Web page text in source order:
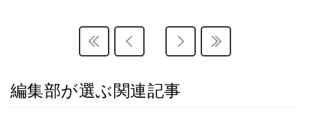
編集部が選ぶ関連記事